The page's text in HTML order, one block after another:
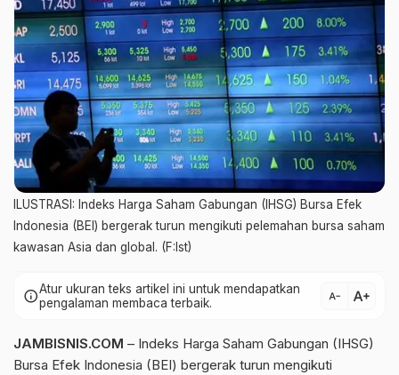
ILUSTRASI: Indeks Harga Saham Gabungan (IHSG) Bursa Efek
Indonesia (BEI) bergerak turun mengikuti pelemahan bursa saham
kawasan Asia dan global. (F:Ist)
infoAtur ukuran teks artikel ini untuk mendapatkan
pengalaman membaca terbaik.
text_decrease text_increase
JAMBISNIS.COM – Indeks Harga Saham Gabungan (IHSG)
Bursa Efek Indonesia (BEI) bergerak turun mengikuti